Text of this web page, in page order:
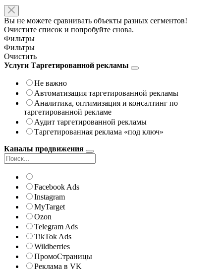
Вы не можете сравнивать объекты разных сегментов!
Очистите список и попробуйте снова.
Фильтры
Фильтры
Очистить
Услуги Таргетированной рекламы
Не важно
Автоматизация таргетированной рекламы
Аналитика, оптимизация и консалтинг по
таргетированной рекламе
Аудит таргетированной рекламы
Таргетированная реклама «под ключ»
Каналы продвижения
Facebook Ads
Instagram
MyTarget
Ozon
Telegram Ads
TikTok Ads
Wildberries
ПромоСтраницы
Реклама в VK